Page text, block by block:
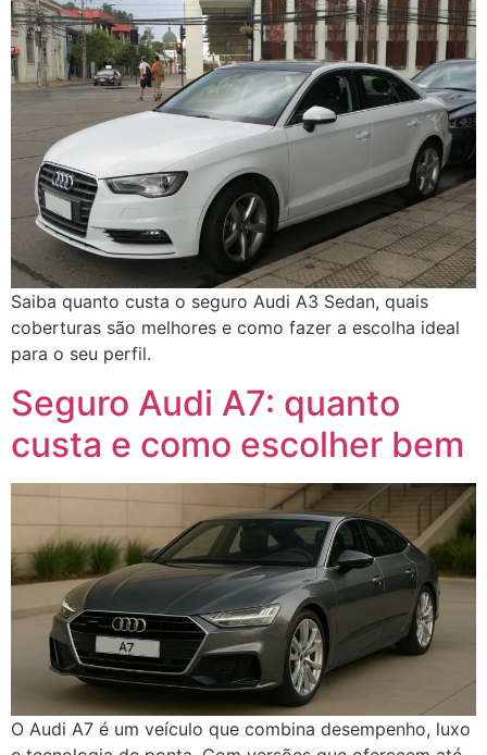
Saiba quanto custa o seguro Audi A3 Sedan, quais
coberturas são melhores e como fazer a escolha ideal
para o seu perfil.
Seguro Audi A7: quanto
custa e como escolher bem
O Audi A7 é um veículo que combina desempenho, luxo